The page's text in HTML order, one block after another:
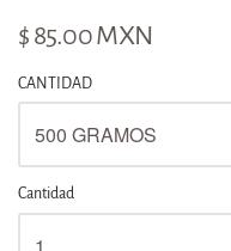
$ 85.00 MXN
CANTIDAD
Cantidad